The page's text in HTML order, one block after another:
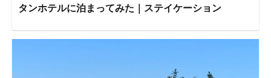
タンホテルに泊まってみた｜ステイケーション